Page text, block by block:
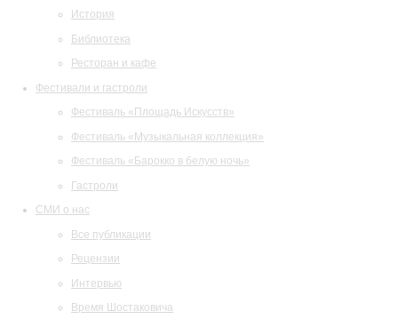
История
Библиотека
Ресторан и кафе
Фестивали и гастроли
Фестиваль «Площадь Искусств»
Фестиваль «Музыкальная коллекция»
Фестиваль «Барокко в белую ночь»
Гастроли
СМИ о нас
Все публикации
Рецензии
Интервью
Время Шостаковича